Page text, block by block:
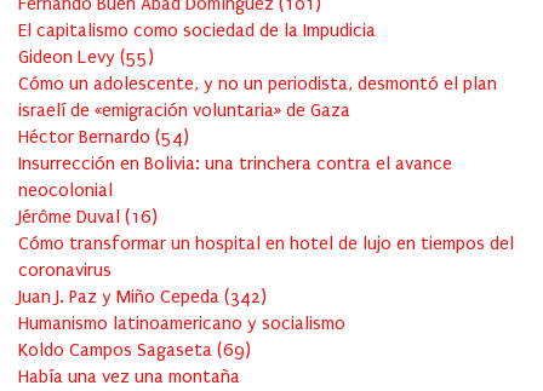
El capitalismo como sociedad de la Impudicia
Gideon Levy (55)
Cómo un adolescente, y no un periodista, desmontó el plan
israelí de «emigración voluntaria» de Gaza
Héctor Bernardo (54)
Insurrección en Bolivia: una trinchera contra el avance
neocolonial
Jérôme Duval (16)
Cómo transformar un hospital en hotel de lujo en tiempos del
coronavirus
Juan J. Paz y Miño Cepeda (342)
Humanismo latinoamericano y socialismo
Koldo Campos Sagaseta (69)
Había una vez una montaña